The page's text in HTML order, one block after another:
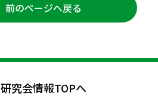
前のページへ戻る
研究会情報TOPへ